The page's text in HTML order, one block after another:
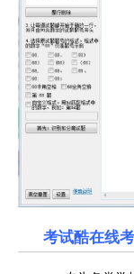
考试酷在线